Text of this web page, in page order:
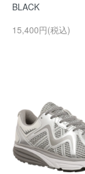
BLACK
15,400円(税込)